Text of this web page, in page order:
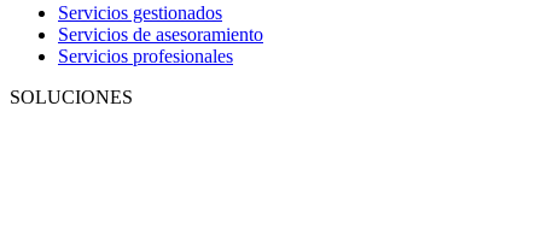
Servicios gestionados
Servicios de asesoramiento
Servicios profesionales
SOLUCIONES